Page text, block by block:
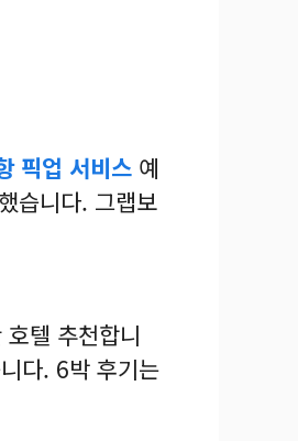
픽업 서비스 예
습니다. 그랩보
텔 추천합니
다. 6박 후기는